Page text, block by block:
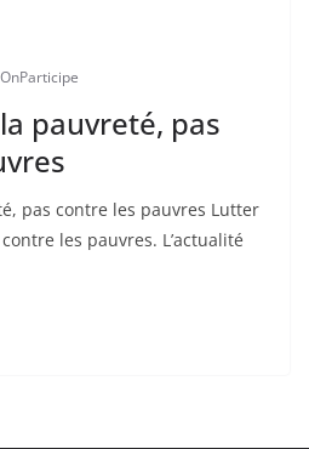
pauvreté, pas
pas contre les pauvres Lutter
les pauvres. L’actualité